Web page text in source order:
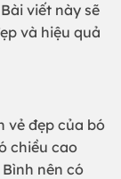
viết này sẽ
và hiệu quả
vẻ đẹp của bó
chiều cao
nên có